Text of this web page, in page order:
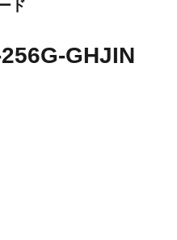
ド
GHJIN